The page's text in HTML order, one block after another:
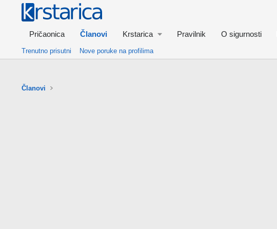
Pričaonica Članovi Krstarica Pravilnik O sigurnosti
Trenutno prisutni Nove poruke na profilima
Članovi